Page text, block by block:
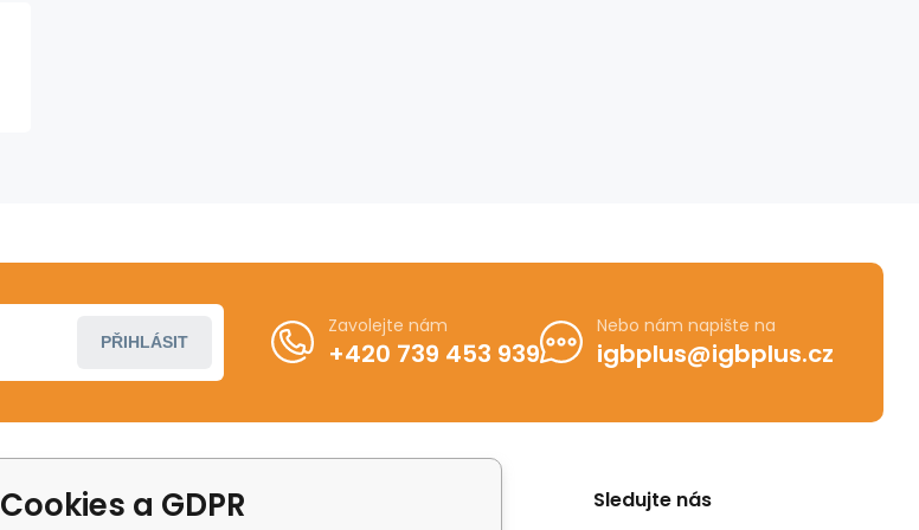
PŘIHLÁSIT
Zavolejte nám
+420 739 453 939
Nebo nám napište na
igbplus@igbplus.cz
Další informace Sledujte nás
Cookies a GDPR